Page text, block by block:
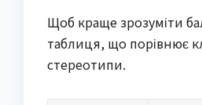
Щоб краще зрозуміти
таблиця, що порівнює
стереотипи.